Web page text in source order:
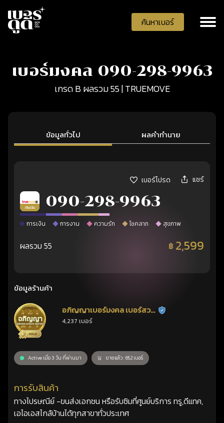
ค้นหาเบอร์
เบอร์มงคล 090-298-9963
เกรด B ผลรวม 55 | TRUEMOVE
ข้อมูลทั่วไป ผลคำทำนาย
เบอร์โปรด แชร์
เติมเงิน 090-298-9963
การเงิน การงาน ความรัก โชคลาภ สุขภาพ
ผลรวม 55 ฿ 2,599
ข้อมูลร้านค้า
อภิญญาเบอร์มงคล เบอร์สวย
เลขศาสตร์
ร้านยืนยันแล้ว
4,237 เบอร์
Active เมื่อ 3 วัน ที่ผ่านมา ขายแล้ว : 652 เบอร์
การรับสินค้า
ทางไปรษณีย์ -ขนส่งเอกชน หรือรับซิมที่ศูนย์บริการ ทรู,ดีแทค,
เอไอเอสไกล้บ้านได้ทุกสาขาทั่วประเทศ